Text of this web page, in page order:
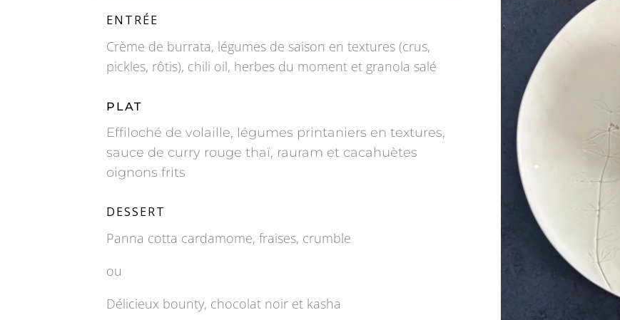
ENTRÉE
Crème de burrata, légumes de saison en textures (crus,
pickles, rôtis), chili oil, herbes du moment et granola salé
PLAT
Effiloché de volaille, légumes printaniers en textures,
sauce de curry rouge thaï, rauram et cacahuètes
oignons frits
DESSERT
Panna cotta cardamome, fraises, crumble
ou
Délicieux bounty, chocolat noir et kasha